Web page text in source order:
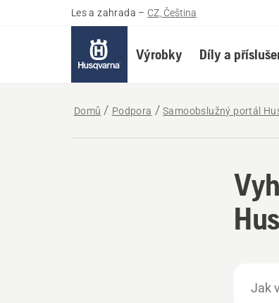
Les a zahrada – CZ, Čeština
Výrobky Díly a
Domů Podpora Samoobslužný portál
vám